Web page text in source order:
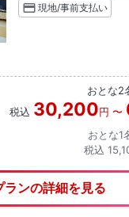
現地/事前支払い
おとな2
税込 30,200円 〜
おとな1
税込
ランの詳細を見る